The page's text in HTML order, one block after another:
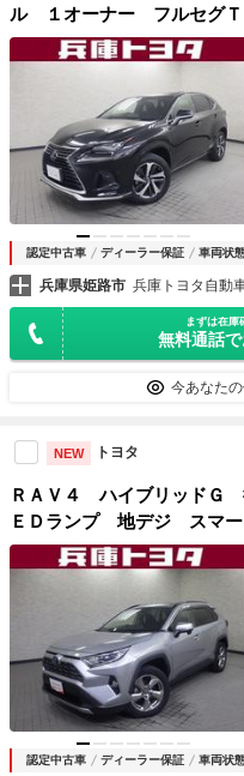
ル １オーナー フルセグ
アルミホイール ナビＴＶ
ドライト ＤＶＤ再生 Ｂ
認定中古車 ディーラー保証 車両状
兵庫県姫路市 兵庫トヨタ自動
まずは在庫
無料通話
今あなた
NEW トヨタ
ＲＡＶ４ ハイブリッドＧ
ＥＤランプ 地デジ スマ
ＴＶ 電動シ－ト オート
滑防止 ドライブレコー
認定中古車 ディーラー保証 車両状